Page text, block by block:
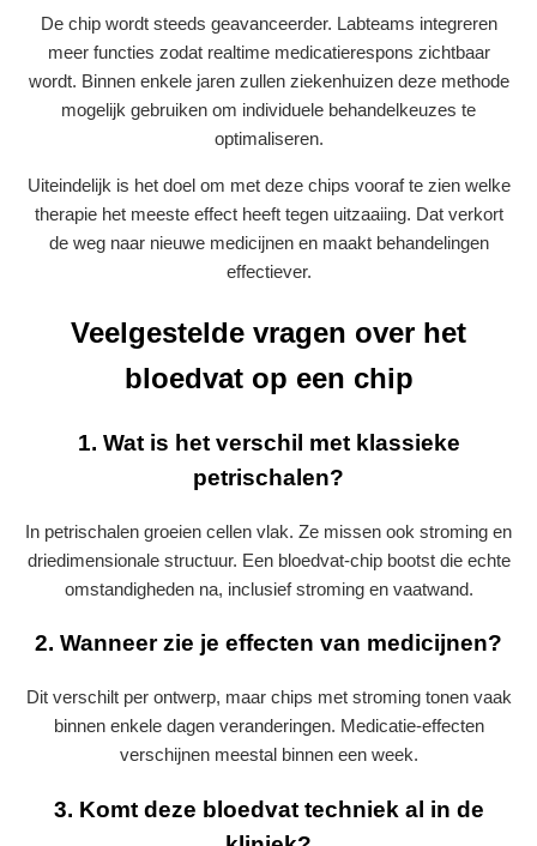
De chip wordt steeds geavanceerder. Labteams integreren
meer functies zodat realtime medicatierespons zichtbaar
wordt. Binnen enkele jaren zullen ziekenhuizen deze methode
mogelijk gebruiken om individuele behandelkeuzes te
optimaliseren.
Uiteindelijk is het doel om met deze chips vooraf te zien welke
therapie het meeste effect heeft tegen uitzaaiing. Dat verkort
de weg naar nieuwe medicijnen en maakt behandelingen
effectiever.
Veelgestelde vragen over het
bloedvat op een chip
1. Wat is het verschil met klassieke
petrischalen?
In petrischalen groeien cellen vlak. Ze missen ook stroming en
driedimensionale structuur. Een bloedvat‑chip bootst die echte
omstandigheden na, inclusief stroming en vaatwand.
2. Wanneer zie je effecten van medicijnen?
Dit verschilt per ontwerp, maar chips met stroming tonen vaak
binnen enkele dagen veranderingen. Medicatie‑effecten
verschijnen meestal binnen een week.
3. Komt deze bloedvat techniek al in de